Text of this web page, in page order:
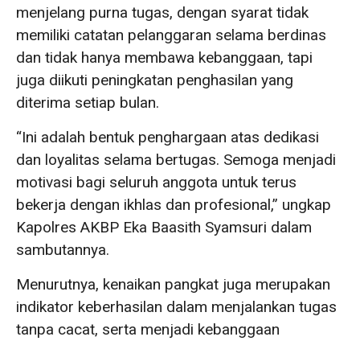
menjelang purna tugas, dengan syarat tidak
memiliki catatan pelanggaran selama berdinas
dan tidak hanya membawa kebanggaan, tapi
juga diikuti peningkatan penghasilan yang
diterima setiap bulan.
“Ini adalah bentuk penghargaan atas dedikasi
dan loyalitas selama bertugas. Semoga menjadi
motivasi bagi seluruh anggota untuk terus
bekerja dengan ikhlas dan profesional,” ungkap
Kapolres AKBP Eka Baasith Syamsuri dalam
sambutannya.
Menurutnya, kenaikan pangkat juga merupakan
indikator keberhasilan dalam menjalankan tugas
tanpa cacat, serta menjadi kebanggaan